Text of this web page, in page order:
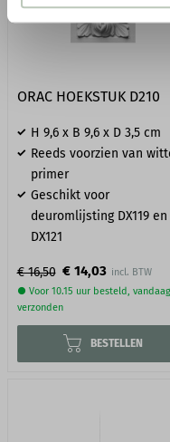
ORAC HOEKSTUK D210
H 9,6 x B 9,6 x D 3,5 cm
Reeds voorzien van
primer
Geschikt voor
deuromlijsting DX119 en
DX121
€ 16,50 € 14,03
● Voor 10.15 uur besteld, vandaag
verzonden
BESTELLEN